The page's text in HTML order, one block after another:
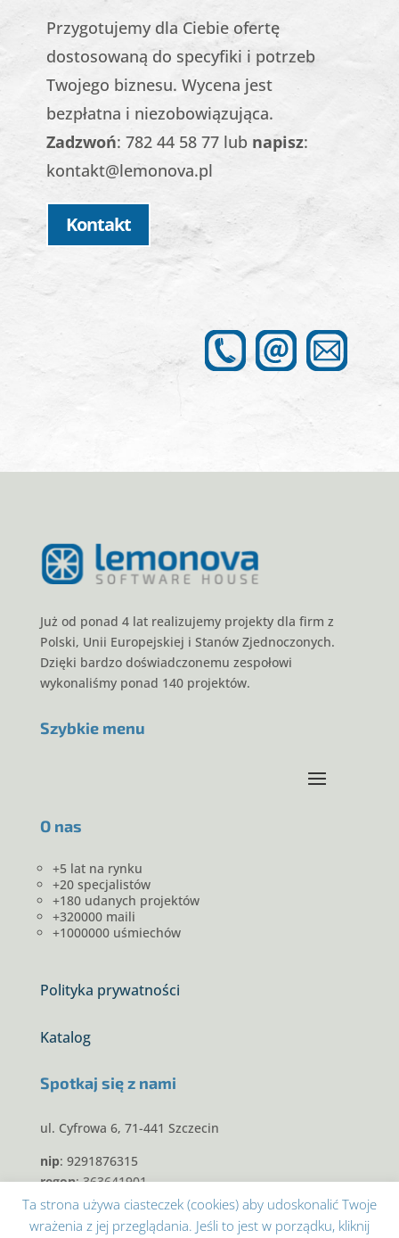
Przygotujemy dla Ciebie ofertę
dostosowaną do specyfiki i potrzeb
Twojego biznesu. Wycena jest
bezpłatna i niezobowiązująca.
Zadzwoń: 782 44 58 77lub napisz:
kontakt@lemonova.pl
Kontakt
Już od ponad 4 lat realizujemy projekty dla firm z
Polski, Unii Europejskiej i Stanów Zjednoczonych.
Dzięki bardzo doświadczonemu zespołowi
wykonaliśmy ponad 140 projektów.
Szybkie menu
O nas
+5 lat na rynku
+20 specjalistów
+180 udanych projektów
+320000 maili
+1000000 uśmiechów
Polityka prywatności
Katalog
Spotkaj się z nami
ul. Cyfrowa 6, 71-441 Szczecin
nip: 9291876315
regon: 363641901
krs: 0000600307
Ta strona używa ciasteczek (cookies) aby udoskonalić Twoje
wrażenia z jej przeglądania. Jeśli to jest w porządku, kliknij